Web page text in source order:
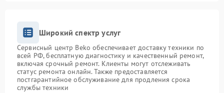
Широкий спектр услуг
Сервисный центр Beko обеспечивает доставку техники по
всей РФ, бесплатную диагностику и качественный ремонт,
включая срочный ремонт. Клиенты могут отслеживать
статус ремонта онлайн. Также предоставляется
постгарантийное обслуживание для продления срока
службы техники